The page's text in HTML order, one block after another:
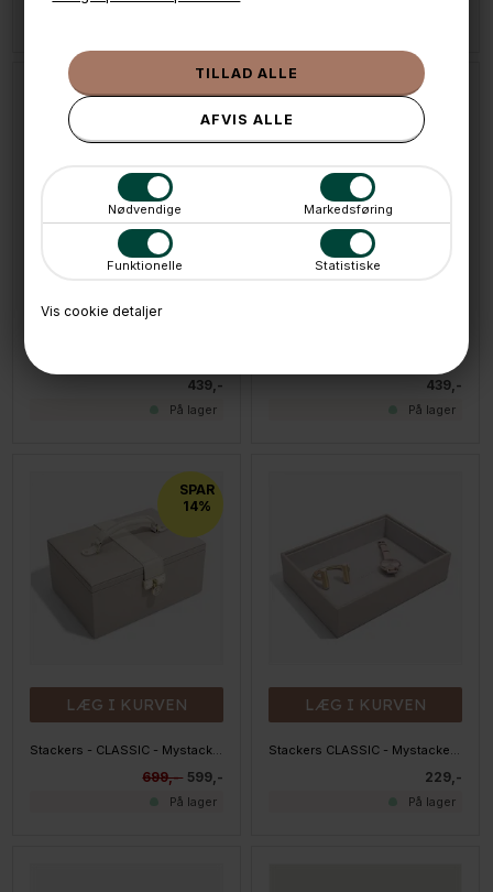
Nødvendige Markedsføring
Funktionelle Statistiske
Vis cookie detaljer
LÆG I KURVEN
439,-
På lager
439,-
På lager
SPAR
14%
LÆG I KURVEN
Stackers - CLASSIC - Mystacker - Topmodul med spejl
699,- 599,-
På lager
LÆG I KURVEN
Stackers CLASSIC - Mystacker - 1 rum, Taupe
229,-
På lager